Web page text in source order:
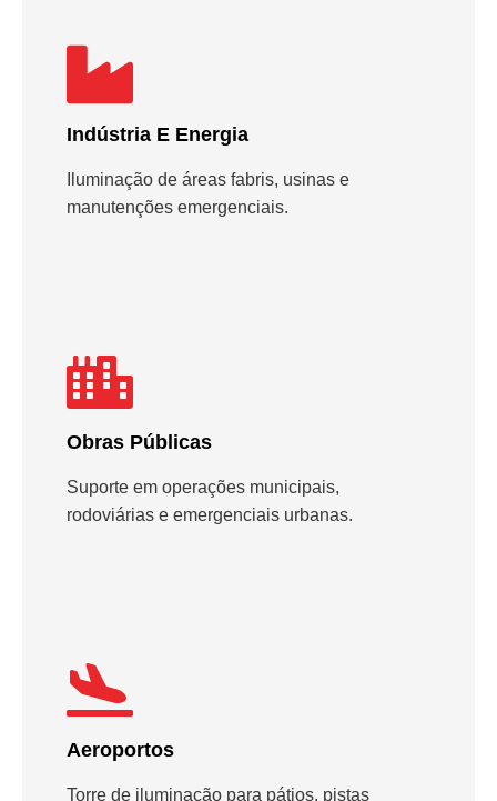
Indústria E Energia
Iluminação de áreas fabris, usinas e
manutenções emergenciais.
Obras Públicas
Suporte em operações municipais,
rodoviárias e emergenciais urbanas.
Aeroportos
Torre de iluminação para pátios, pistas